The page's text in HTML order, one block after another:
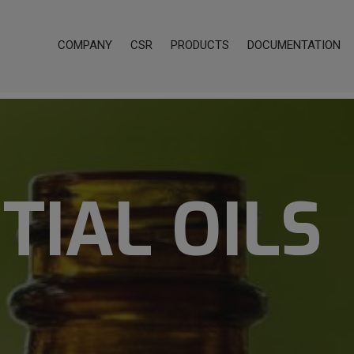
COMPANY CSR PRODUCTS DOCUMENTATION
OILS